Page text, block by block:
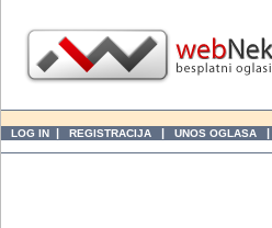
LOG IN | REGISTRACIJA | UNOS OGLASA |